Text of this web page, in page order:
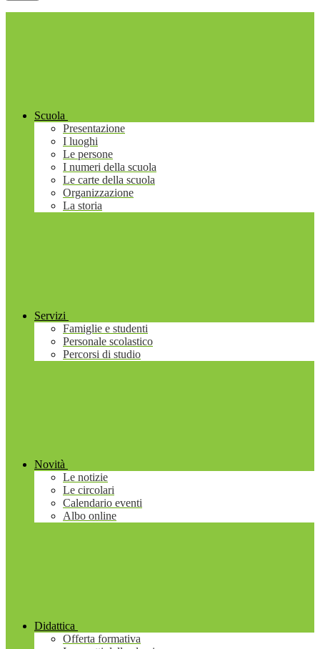
Scuola
Presentazione
I luoghi
Le persone
I numeri della scuola
Le carte della scuola
Organizzazione
La storia
Servizi
Famiglie e studenti
Personale scolastico
Percorsi di studio
Novità
Le notizie
Le circolari
Calendario eventi
Albo online
Didattica
Offerta formativa